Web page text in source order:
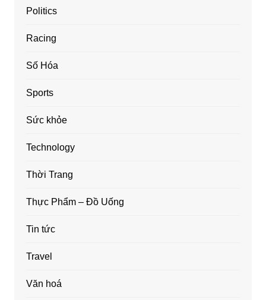
Politics
Racing
Số Hóa
Sports
Sức khỏe
Technology
Thời Trang
Thực Phẩm – Đồ Uống
Tin tức
Travel
Văn hoá